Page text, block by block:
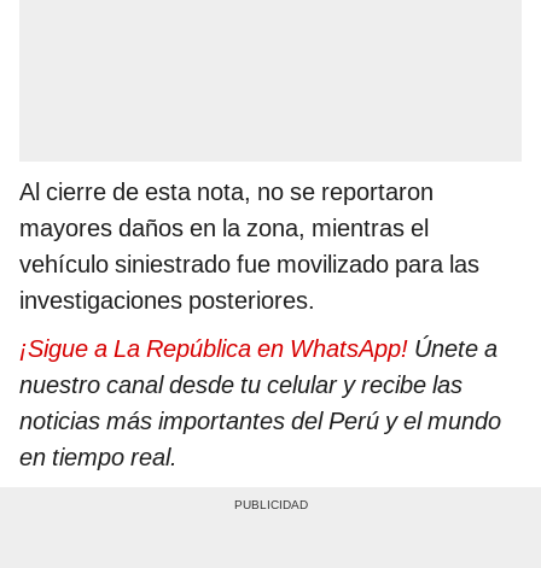
Al cierre de esta nota, no se reportaron
mayores daños en la zona, mientras el
vehículo siniestrado fue movilizado para las
investigaciones posteriores.
¡Sigue a La República en WhatsApp! Únete a
nuestro canal desde tu celular y recibe las
noticias más importantes del Perú y el mundo
en tiempo real.